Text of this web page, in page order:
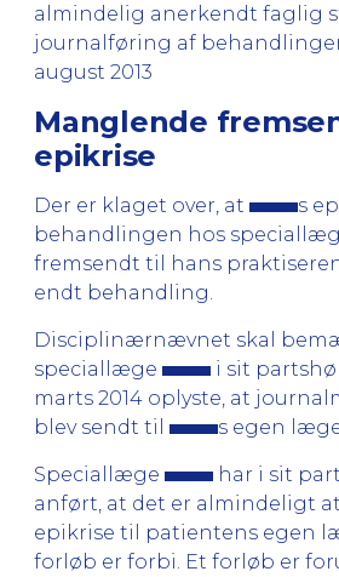
almindelig anerkendt faglig
journalføring af
august 2013
Manglende
epikrise
Der er klaget over, at
s
behandlingen hos
fremsendt til hans
endt behandling.
Disciplinærnævnet skal
speciallæge
i sit
marts 2014 oplyste, at
blev sendt til
s egen
Speciallæge
har i sit
anført, at det er almindeligt
epikrise til patientens egen
forløb er forbi. Et forløb er